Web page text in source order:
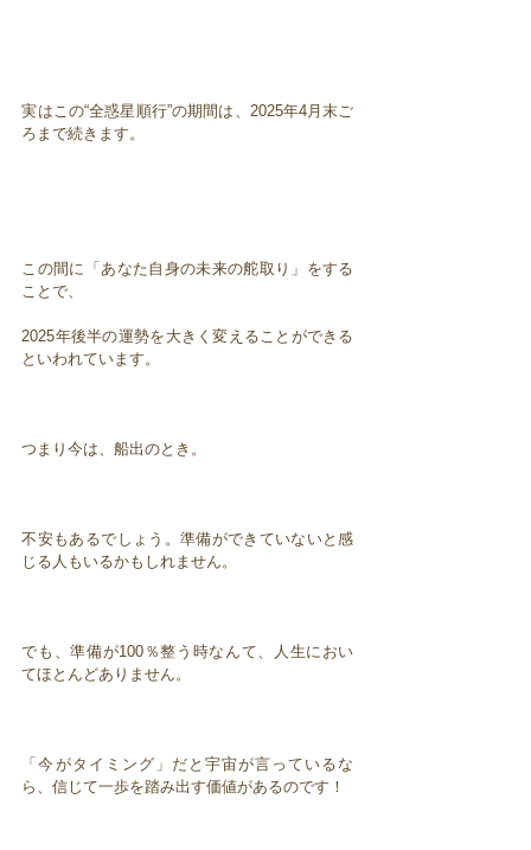
実はこの“全惑星順行”の期間は、2025年4月末ご
ろまで続きます。
この間に「あなた自身の未来の舵取り」をする
ことで、
2025年後半の運勢を大きく変えることができる
といわれています。
つまり今は、船出のとき。
不安もあるでしょう。準備ができていないと感
じる人もいるかもしれません。
でも、準備が100％整う時なんて、人生におい
てほとんどありません。
「今がタイミング」だと宇宙が言っているな
ら、信じて一歩を踏み出す価値があるのです！